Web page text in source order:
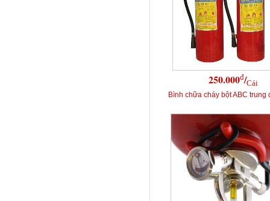
250.000đ/Cái
Bình chữa cháy bột ABC trung